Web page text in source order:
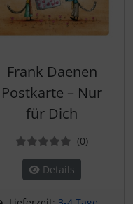
Frank Daenen
Postkarte – Nur
für Dich
(0)
Details